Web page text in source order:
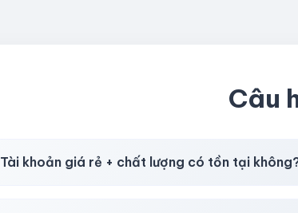
Câu
Tài khoản giá rẻ + chất lượng có tồn tại